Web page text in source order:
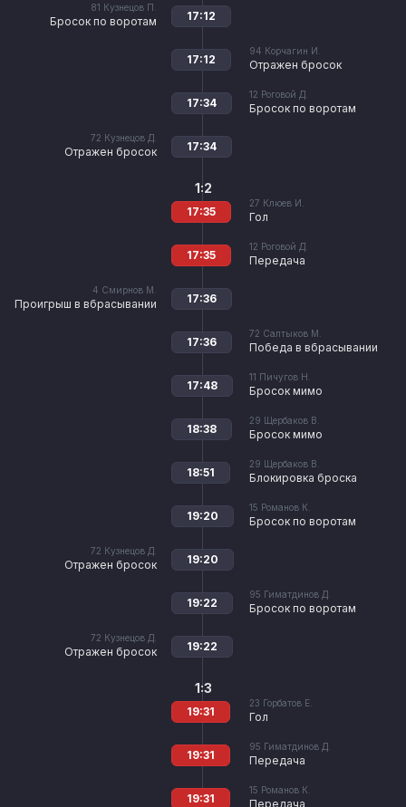
81 Кузнецов П.
Бросок по воротам 17:12
94 Корчагин И.
Отражен бросок
17:12
12 Роговой Д.
Бросок по воротам
17:34
72 Кузнецов Д.
Отражен бросок 17:34
27 Клюев И.
Гол
1:2
17:35
12 Роговой Д.
Передача
17:35
4 Смирнов М.
Проигрыш в вбрасывании 17:36
72 Салтыков М.
Победа в вбрасывании
17:36
11 Пичугов Н.
Бросок мимо
17:48
29 Щербаков В.
Бросок мимо
18:38
29 Щербаков В.
Блокировка броска
18:51
15 Романов К.
Бросок по воротам
19:20
72 Кузнецов Д.
Отражен бросок 19:20
95 Гиматдинов Д.
Бросок по воротам
19:22
72 Кузнецов Д.
Отражен бросок 19:22
23 Горбатов Е.
Гол
1:3
19:31
95 Гиматдинов Д.
Передача
19:31
15 Романов К.
Передача
19:31